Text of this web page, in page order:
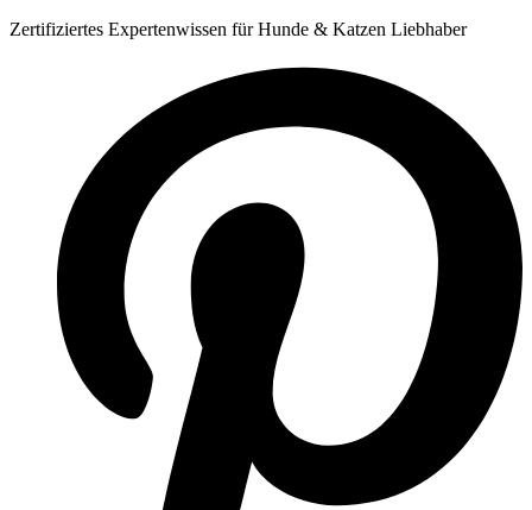
Zum
Zertifiziertes Expertenwissen für Hunde & Katzen Liebhaber